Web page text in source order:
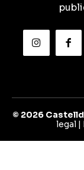
© 2026
legal